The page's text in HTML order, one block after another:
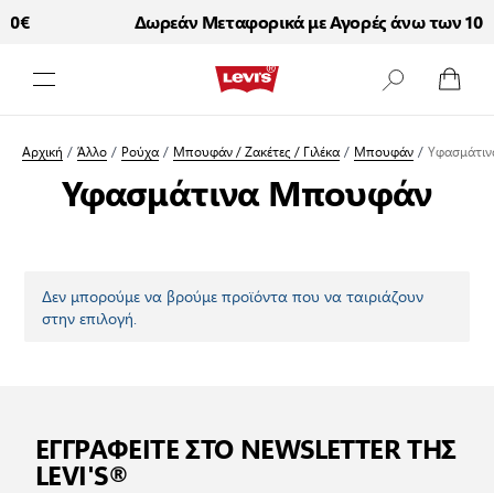
Δωρεάν Μεταφορικά με Αγορές άνω των
Αρχική /Άλλο/ Ρούχα/ Μπουφάν / Ζακέτες / Γιλέκα/ Μπουφάν/
Υφασμάτινα Μπουφάν
Δεν μπορούμε να βρούμε προϊόντα που να ταιριάζουν
στην επιλογή.
ΕΓΓΡΑΦΕΙΤΕ ΣΤΟ NEWSLETTER ΤΗΣ
LEVI'S®